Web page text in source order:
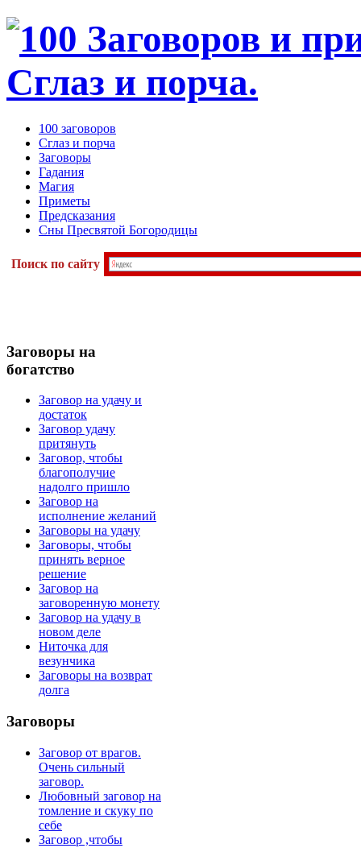
100 заговоров
Сглаз и порча
Заговоры
Гадания
Магия
Приметы
Предсказания
Сны Пресвятой Богородицы
Поиск по сайту
Заговоры на
богатство
Заговор на удачу и
достаток
Заговор удачу
притянуть
Заговор, чтобы
благополучие
надолго пришло
Заговор на
исполнение желаний
Заговоры на удачу
Заговоры, чтобы
принять верное
решение
Заговор на
заговоренную монету
Заговор на удачу в
новом деле
Ниточка для
везунчика
Заговоры на возврат
долга
Заговоры
Заговор от врагов.
Очень сильный
заговор.
Любовный заговор на
томление и скуку по
себе
Заговор ,чтобы